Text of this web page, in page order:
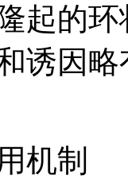
起的
诱因
机制